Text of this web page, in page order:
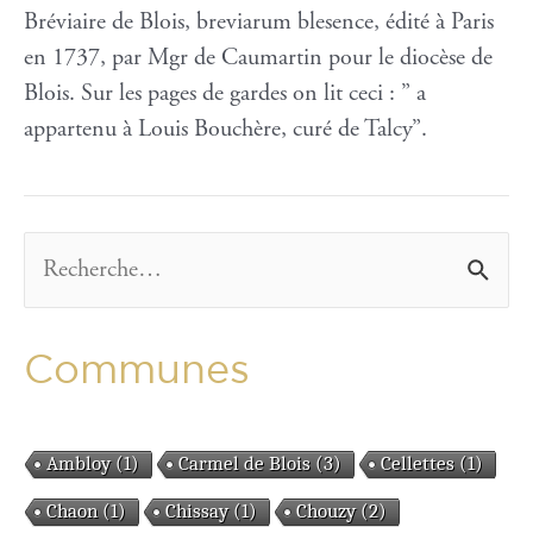
Bréviaire de Blois, breviarum blesence, édité à Paris
en 1737, par Mgr de Caumartin pour le diocèse de
Blois. Sur les pages de gardes on lit ceci : ” a
appartenu à Louis Bouchère, curé de Talcy”.
e
c
Communes
Ambloy(1) Carmel de Blois(3) Cellettes(1)
Chaon (1) Chissay(1) Chouzy(2)